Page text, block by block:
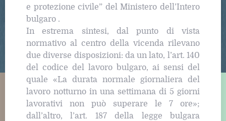
e protezione civile” del Ministero dell’Intero
bulgaro .
In estrema sintesi, dal punto di vista
normativo al centro della vicenda rilevano
due diverse disposizioni: da un lato, l’art. 140
del codice del lavoro bulgaro, ai sensi del
quale «La durata normale giornaliera del
lavoro notturno in una settimana di 5 giorni
lavorativi non può superare le 7 ore»;
dall’altro, l’art. 187 della legge bulgara